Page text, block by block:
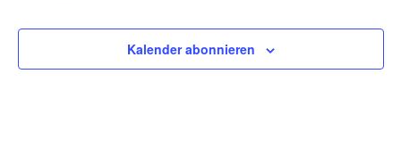
UND
Kalender abonnieren